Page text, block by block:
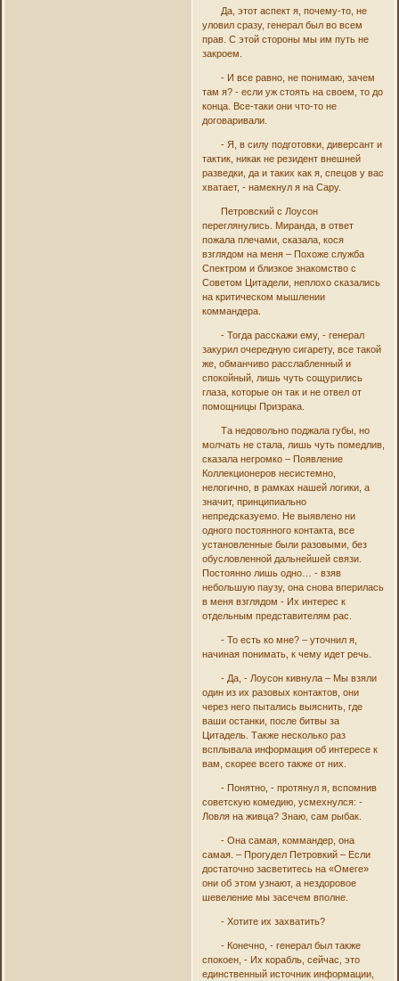
Да, этот аспект я, почему-то, не
уловил сразу, генерал был во всем
прав. С этой стороны мы им путь не
закроем.
- И все равно, не понимаю, зачем
там я? - если уж стоять на своем, то до
конца. Все-таки они что-то не
договаривали.
- Я, в силу подготовки, диверсант и
тактик, никак не резидент внешней
разведки, да и таких как я, спецов у вас
хватает, - намекнул я на Сару.
Петровский с Лоусон
переглянулись. Миранда, в ответ
пожала плечами, сказала, кося
взглядом на меня – Похоже служба
Спектром и близкое знакомство с
Советом Цитадели, неплохо сказались
на критическом мышлении
коммандера.
- Тогда расскажи ему, - генерал
закурил очередную сигарету, все такой
же, обманчиво расслабленный и
спокойный, лишь чуть сощурились
глаза, которые он так и не отвел от
помощницы Призрака.
Та недовольно поджала губы, но
молчать не стала, лишь чуть помедлив,
сказала негромко – Появление
Коллекционеров несистемно,
нелогично, в рамках нашей логики, а
значит, принципиально
непредсказуемо. Не выявлено ни
одного постоянного контакта, все
установленные были разовыми, без
обусловленной дальнейшей связи.
Постоянно лишь одно… - взяв
небольшую паузу, она снова вперилась
в меня взглядом - Их интерес к
отдельным представителям рас.
- То есть ко мне? – уточнил я,
начиная понимать, к чему идет речь.
- Да, - Лоусон кивнула – Мы взяли
один из их разовых контактов, они
через него пытались выяснить, где
ваши останки, после битвы за
Цитадель. Также несколько раз
всплывала информация об интересе к
вам, скорее всего также от них.
- Понятно, - протянул я, вспомнив
советскую комедию, усмехнулся: -
Ловля на живца? Знаю, сам рыбак.
- Она самая, коммандер, она
самая. – Прогудел Петровкий – Если
достаточно засветитесь на «Омеге»
они об этом узнают, а нездоровое
шевеление мы засечем вполне.
- Хотите их захватить?
- Конечно, - генерал был также
спокоен, - Их корабль, сейчас, это
единственный источник информации,